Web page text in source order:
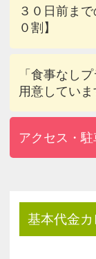
３０日前ま
０割】
「食事なし
用意していま
アクセス・
基本代金